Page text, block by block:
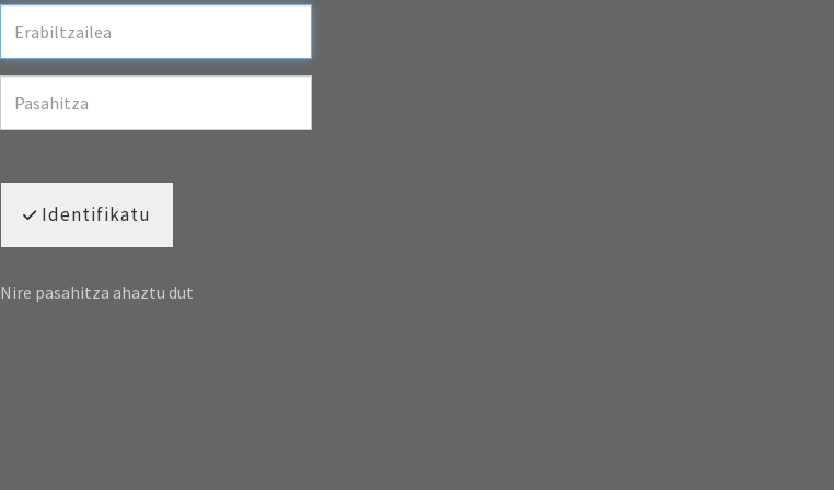
Identifikatu
Nire pasahitza ahaztu dut